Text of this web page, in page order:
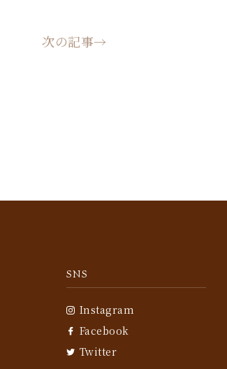
次の記事→
SNS
Instagram
Facebook
Twitter